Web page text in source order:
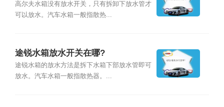
高尔夫水箱没有放水开关，只有拆卸下放水管才
可以放水。汽车水箱一般指散热...
途锐水箱放水开关在哪?
途锐水箱的放水方法是拆下水箱下部放水管即可
放水。汽车水箱一般指散热器。...